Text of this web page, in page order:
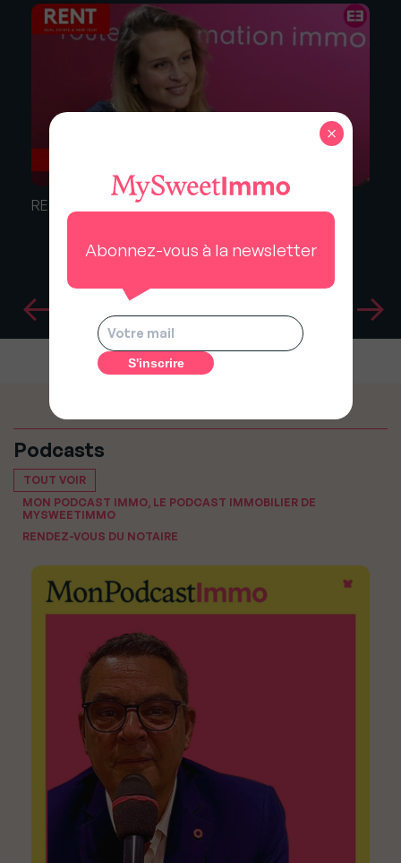
RENT #20 en live avec Cécilia Ranson (Se Loger)
Podcasts
TOUT VOIR
MON PODCAST IMMO, LE PODCAST IMMOBILIER DE
MYSWEETIMMO
RENDEZ-VOUS DU NOTAIRE
Abonnez-vous à la newsletter
×